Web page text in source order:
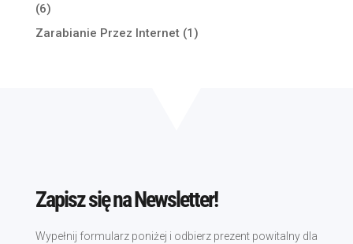
(6)
Zarabianie Przez Internet(1)
Zapisz się na Newsletter!
Wypełnij formularz poniżej i odbierz prezent powitalny dla